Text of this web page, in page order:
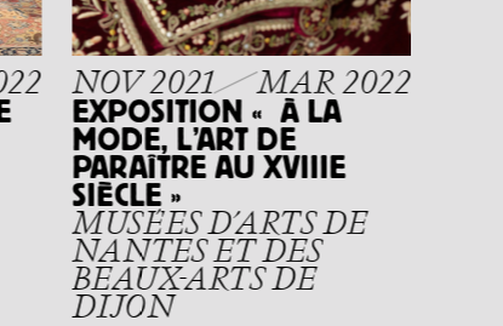
NOV 2021 MAR 2022
EXPOSITION « À LA
MODE, L’ART DE
PARAÎTRE AU XVIIIE
SIÈCLE »
MUSÉES D’ARTS DE
NANTES ET DES
BEAUX-ARTS DE
DIJON